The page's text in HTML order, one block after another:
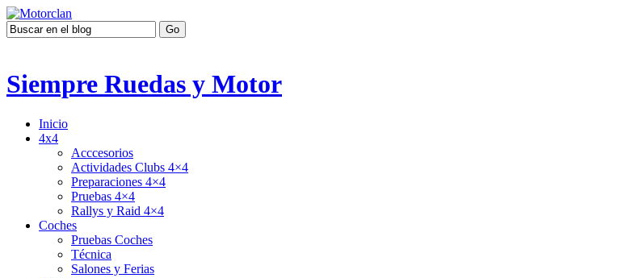
Siempre Ruedas y Motor
Inicio
4x4
Acccesorios
Actividades Clubs 4×4
Preparaciones 4×4
Pruebas 4×4
Rallys y Raid 4×4
Coches
Pruebas Coches
Técnica
Salones y Ferias